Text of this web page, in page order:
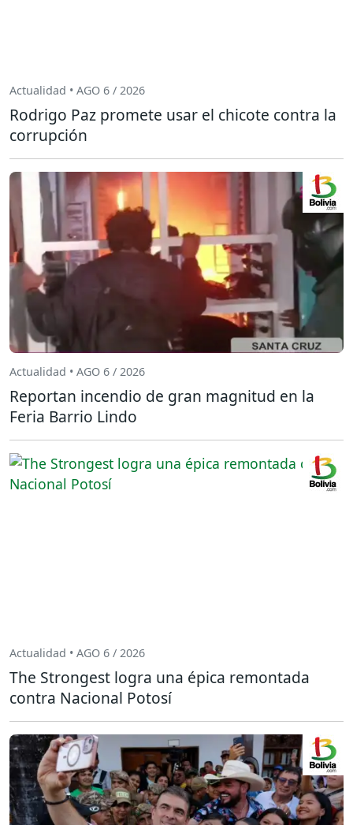
Actualidad • AGO 6 / 2026
Rodrigo Paz promete usar el chicote contra la
corrupción
Actualidad • AGO 6 / 2026
Reportan incendio de gran magnitud en la
Feria Barrio Lindo
Actualidad • AGO 6 / 2026
The Strongest logra una épica remontada
contra Nacional Potosí